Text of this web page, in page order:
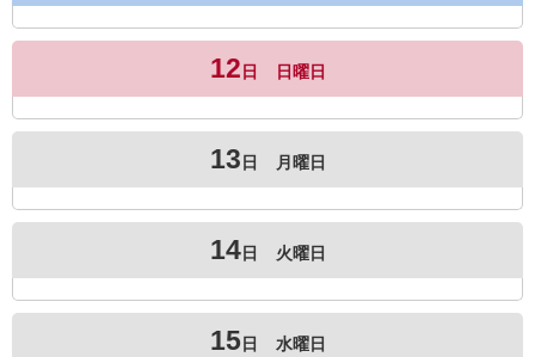
12 日 日曜日
13 日 月曜日
14日 火曜日
15日 水曜日